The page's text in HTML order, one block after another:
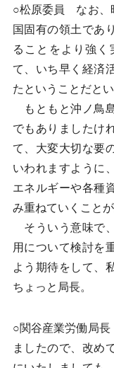
○松原委員 なお、
国固有の領土であ
ることをより強
て、いち早く経済
たということだと
もともと沖ノ鳥
でもありましたけ
て、大変大切な要
いわれますように
エネルギーや各種
み重ねていくこと
そういう意味で
用について検討を
よう期待をして、
ちょっと局長。
○関谷産業労働局
ましたので、改め